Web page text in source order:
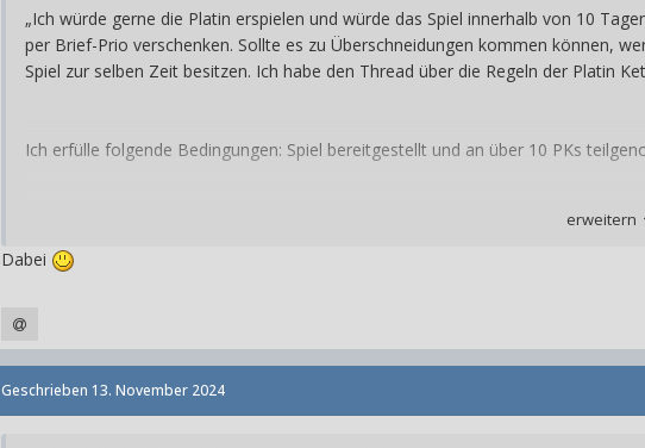
„Ich würde gerne die Platin erspielen und würde das Spiel innerhalb von 10
per Brief-Prio verschenken. Sollte es zu Überschneidungen kommen können,
Spiel zur selben Zeit besitzen. Ich habe den Thread über die Regeln der Platin
Ich erfülle folgende Bedingungen: Spiel bereitgestellt und an über 10 PKs
erweitern
Dabei
Geschrieben 13. November 2024